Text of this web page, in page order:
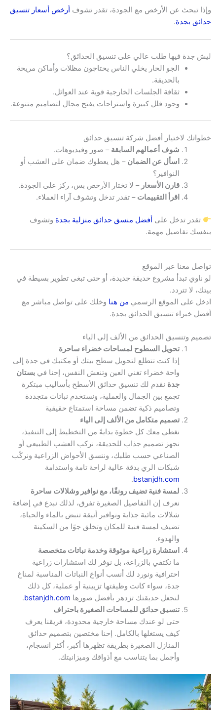
وإذا تبحث عن الأرخص مع الجودة، تقدر تشوف أرخص أسعار تنسيق
حدائق بجدة.
ليش جدة فيها طلب عالي على تنسيق الحدائق؟
الجو الحار يخلي الناس يحتاجون مظلات وأماكن مريحة
بالحديقة.
ثقافة الجلسات الخارجية قوية عند العوائل.
وجود فلل كبيرة واستراحات يفتح مجال لتصاميم متنوعة.
خطواتك لاختيار أفضل شركة تنسيق حدائق
شوف أعمالهم السابقة – صور وفيديوهات.
اسأل عن الضمان – هل يعطوك ضمان على العشب أو
النوافير؟
قارن الأسعار – لا تختار الأرخص بس، ركز على الجودة.
اقرأ التقييمات – تقدر تدخل وتشوف آراء العملاء.
تقدر تدخل على أفضل منسق حدائق منزلية بجدة وتشوف
بنفسك تفاصيل مهمة.
تواصل معنا عبر الموقع
لو ناوي تبدأ مشروع حديقة جديدة، أو حتى تبغى تطوير بسيطة في
بيتك، لا تتردد.
ادخل على الموقع الرسمي من هنا وخلك على تواصل مباشر مع
أفضل خبراء تنسيق الحدائق بجدة.
تصميم وتنسيق الحدائق من الألف إلى الياء
تحويل السطوح لمساحات خضراء ساحرة
إذا كنت تتطلع لتحويل سطح بيتك أو مكتبك في جدة إلى
واحة خضراء تغني العين وتنعش النفس، إحنا في بستان
جدة نقدم لك تنسيق حدائق الأسطح بأساليب مبتكرة
تجمع بين الجمال والعملية، ونستخدم نباتات متجددة
وتصاميم ذكية تضمن مساحة استمتاع حقيقية
تصميم متكامل من الألف إلى الياء
نغطي معك كل خطوة بدايةً من التخطيط إلى التنفيذ،
نجهز تصميم جذاب للحديقة، نركب العشب الطبيعي أو
الصناعي حسب طلبك، وننسق الأحواض الزراعية ونركّب
شبكات الري بدقة عالية لراحة تامة واستدامة
bstanjdh.com
.
لمسة فنية تضيف رونقًا، مع نوافير وشلالات ساحرة
نعرف إن التفاصيل الصغيرة تفرق، لذلك نبدع في إضافة
شلالات مائية جذابة ونوافير أنيقة تنبض بالماء والحياة،
تضيف لمسة فنية للمكان وتخلق جوًا من السكينة
والهدوء.
استشارة زراعية موثوقة وخدمة نباتات متخصصة
ما نكتفي بالزراعة، بل نوفر لك استشارات زراعية
احترافية ونورد لك أنسب أنواع النباتات المناسبة لمناخ
جدة، سواء كانت وظيفتها تزيينية أو عملية، كل ذلك
لنجعل حديقتك تزدهر بأفضل صورها bstanjdh.com
.
تنسيق حدائق للمساحات الصغيرة باحتراف
حتى لو عندك مساحة خارجية محدودة، فريقنا يعرف
كيف يستغلها بالكامل. إحنا مختصين بتصميم حدائق
المنازل الصغيرة بطريقة تظهرها أكبر، أكثر انسجام،
وأجمل بما يتناسب مع أذواقك وميزانيتك.